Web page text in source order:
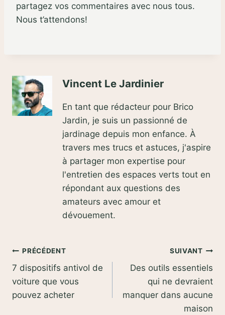
partagez vos commentaires avec nous tous.
Nous t’attendons!
Vincent Le Jardinier
En tant que rédacteur pour Brico
Jardin, je suis un passionné de
jardinage depuis mon enfance. À
travers mes trucs et astuces, j'aspire
à partager mon expertise pour
l'entretien des espaces verts tout en
répondant aux questions des
amateurs avec amour et
dévouement.
Navigation
de
l’article
PRÉCÉDENT
7 dispositifs antivol de
voiture que vous
pouvez acheter
SUIVANT
Des outils essentiels
qui ne devraient
manquer dans aucune
maison